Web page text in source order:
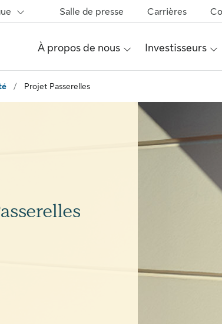
Salle de presse Carrières
À propos de nous Investisseurs
/ Projet Passerelles